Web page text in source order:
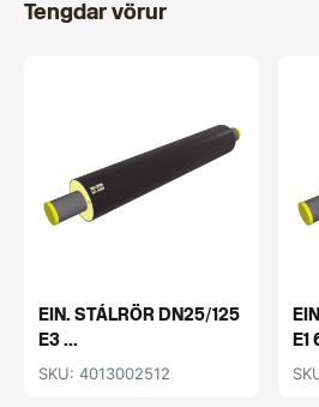
Tengdar vörur
EIN. STÁLRÖR DN25/125
E3 ...
SKU: 4013002512
E1